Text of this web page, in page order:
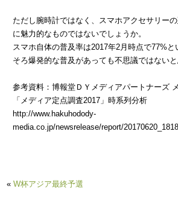
ただし腕時計ではなく、スマホアクセサリー
に魅力的なものではないでしょうか。
スマホ自体の普及率は2017年2月時点で77%
そろ爆発的な普及があっても不思議ではないと
参考資料：博報堂ＤＹメディアパートナーズ
「メディア定点調査2017」時系列分析
http://www.hakuhodody-
media.co.jp/newsrelease/report/
«W杯アジア最終予選